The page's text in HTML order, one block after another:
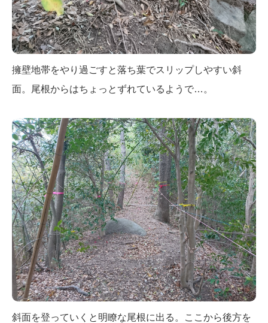
擁壁地帯をやり過ごすと落ち葉でスリップしやすい斜
面。尾根からはちょっとずれているようで…。
斜面を登っていくと明瞭な尾根に出る。ここから後方を